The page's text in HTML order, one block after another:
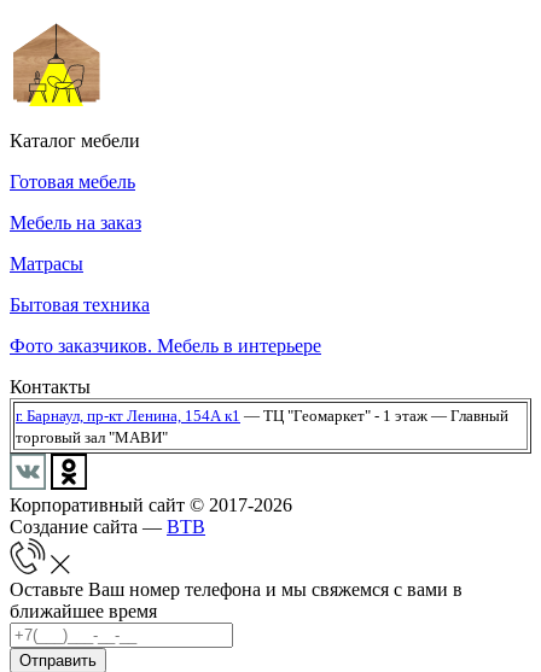
Каталог мебели
Готовая мебель
Мебель на заказ
Матрасы
Бытовая техника
Фото заказчиков. Мебель в интерьере
Контакты
г. Барнаул, пр-кт Ленина, 154А к1 — ТЦ "Геомаркет" - 1 этаж — Главный
торговый зал "МАВИ"
Корпоративный сайт © 2017-2026
Создание сайта — BTB
Оставьте Ваш номер телефона и мы свяжемся с вами в
ближайшее время
Отправить